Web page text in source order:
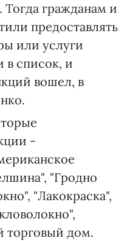
Тогда гражданам и
предоставлять
или услуги
в список, и
вошел, в
-
"Гродно
"Лакокраска",
торговый дом.